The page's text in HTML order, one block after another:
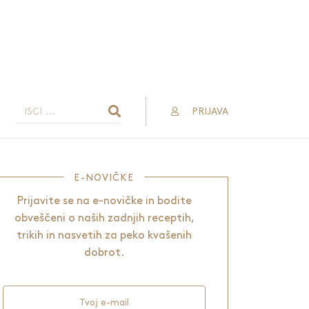
PRIJAVA
E-NOVIČKE
Prijavite se na e-novičke in bodite
obveščeni o naših zadnjih receptih,
trikih in nasvetih za peko kvašenih
dobrot.
Tvoj e-mail